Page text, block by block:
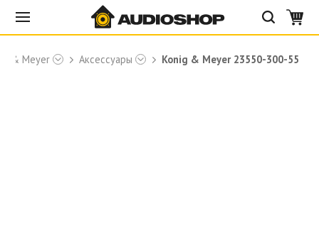
& Meyer Аксессуары Konig & Meyer 23550-300-55